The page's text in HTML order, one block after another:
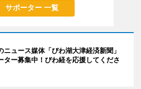
サポーター 一覧
ニュース媒体「びわ湖大津経済新聞」
ター募集中！びわ経を応援してくださ